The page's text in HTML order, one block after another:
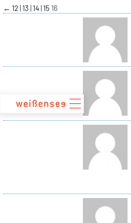
zum
Inhalt
← 12 13 14 15 16